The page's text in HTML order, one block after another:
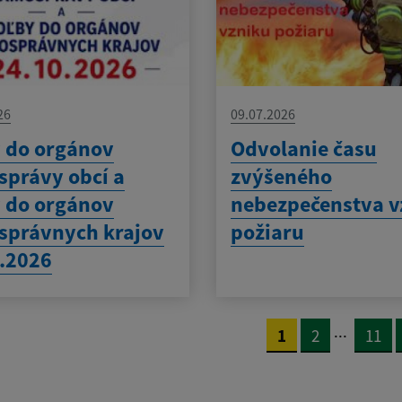
orgánov
obcí a
orgánov
krajov
09.07.2026
Odvolanie času
zvýšeného
nebezpečenstva
požiaru
1 2 ... 11